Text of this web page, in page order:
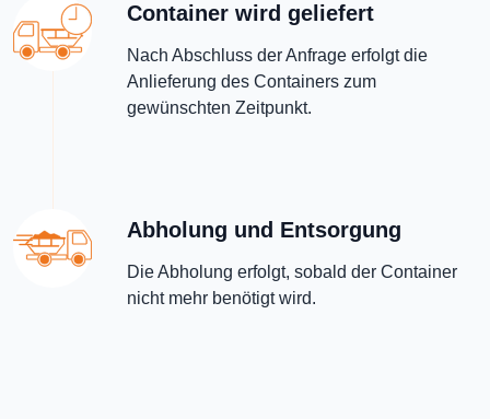
Container wird geliefert
Nach Abschluss der Anfrage erfolgt die
Anlieferung des Containers zum
gewünschten Zeitpunkt.
Abholung und Entsorgung
Die Abholung erfolgt, sobald der Container
nicht mehr benötigt wird.